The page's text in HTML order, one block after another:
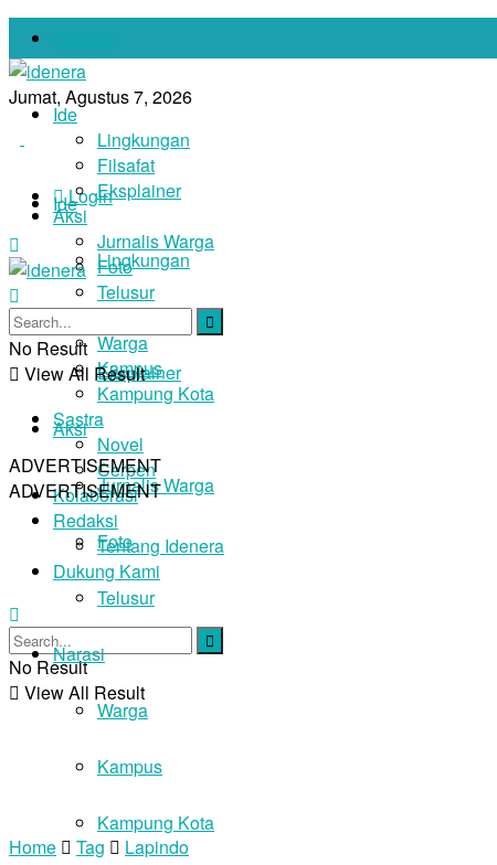
Jumat, Agustus 7, 2026
Login
Ide
Lingkungan
Filsafat
Eksplainer
Aksi
Jurnalis Warga
Foto
Telusur
Narasi
Warga
Kampus
Kampung Kota
Sastra
Novel
Cerpen
Kolaborasi
Redaksi
Tentang Idenera
Dukung Kami
No Result
View All Result
Ide
Lingkungan
Filsafat
Eksplainer
Aksi
Jurnalis Warga
Foto
Telusur
Narasi
Warga
Kampus
Kampung Kota
No Result
View All Result
ADVERTISEMENT
ADVERTISEMENT
Home Tag Lapindo